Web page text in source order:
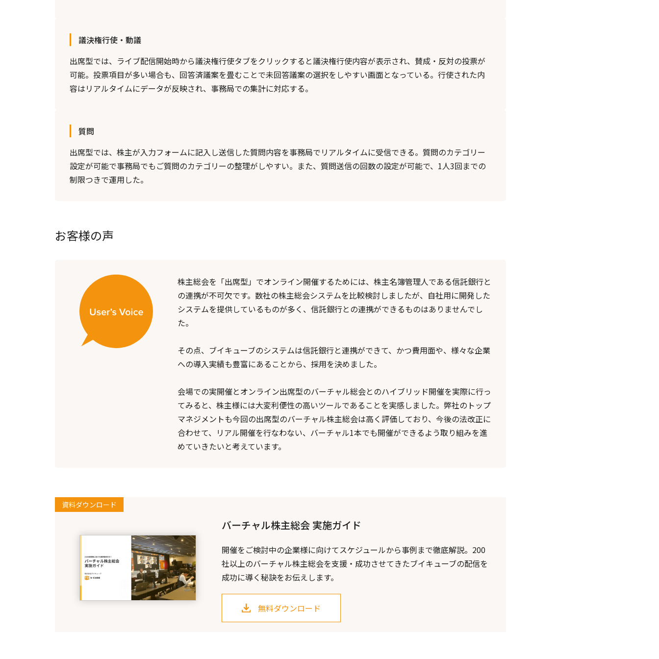
議決権行使・動議
出席型では、ライブ配信開始時から議決権行使タブをクリックすると議決権行使内容が表示され、賛成・反対の投票が
可能。投票項目が多い場合も、回答済議案を畳むことで未回答議案の選択をしやすい画面となっている。行使された内
容はリアルタイムにデータが反映され、事務局での集計に対応する。
質問
出席型では、株主が入力フォームに記入し送信した質問内容を事務局でリアルタイムに受信できる。質問のカテゴリー
設定が可能で事務局でもご質問のカテゴリーの整理がしやすい。また、質問送信の回数の設定が可能で、1人3回までの
制限つきで運用した。
お客様の声
株主総会を「出席型」でオンライン開催するためには、株主名簿管理人である信託銀行と
の連携が不可欠です。数社の株主総会システムを比較検討しましたが、自社用に開発した
システムを提供しているものが多く、信託銀行との連携ができるものはありませんでし
た。
その点、ブイキューブのシステムは信託銀行と連携ができて、かつ費用面や、様々な企業
への導入実績も豊富にあることから、採用を決めました。
会場での実開催とオンライン出席型のバーチャル総会とのハイブリッド開催を実際に行っ
てみると、株主様には大変利便性の高いツールであることを実感しました。弊社のトップ
マネジメントも今回の出席型のバーチャル株主総会は高く評価しており、今後の法改正に
合わせて、リアル開催を行なわない、バーチャル1本でも開催ができるよう取り組みを進
めていきたいと考えています。
資料ダウンロード
バーチャル株主総会 実施ガイド
開催をご検討中の企業様に向けてスケジュールから事例まで徹底解説。200
社以上のバーチャル株主総会を支援・成功させてきたブイキューブの配信を
成功に導く秘訣をお伝えします。
無料ダウンロード